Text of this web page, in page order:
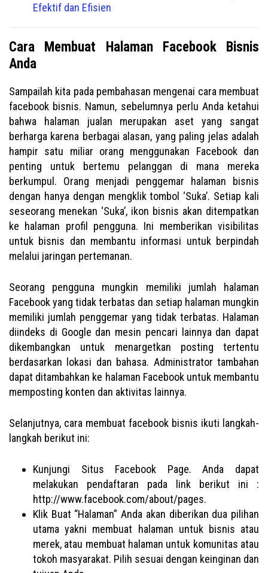
Efektif dan Efisien
Cara Membuat Halaman Facebook Bisnis
Anda
Sampailah kita pada pembahasan mengenai cara membuat
facebook bisnis. Namun, sebelumnya perlu Anda ketahui
bahwa halaman jualan merupakan aset yang sangat
berharga karena berbagai alasan, yang paling jelas adalah
hampir satu miliar orang menggunakan Facebook dan
penting untuk bertemu pelanggan di mana mereka
berkumpul. Orang menjadi penggemar halaman bisnis
dengan hanya dengan mengklik tombol ‘Suka’. Setiap kali
seseorang menekan ‘Suka’, ikon bisnis akan ditempatkan
ke halaman profil pengguna. Ini memberikan visibilitas
untuk bisnis dan membantu informasi untuk berpindah
melalui jaringan pertemanan.
Seorang pengguna mungkin memiliki jumlah halaman
Facebook yang tidak terbatas dan setiap halaman mungkin
memiliki jumlah penggemar yang tidak terbatas. Halaman
diindeks di Google dan mesin pencari lainnya dan dapat
dikembangkan untuk menargetkan posting tertentu
berdasarkan lokasi dan bahasa. Administrator tambahan
dapat ditambahkan ke halaman Facebook untuk membantu
memposting konten dan aktivitas lainnya.
Selanjutnya, cara membuat facebook bisnis ikuti langkah-
langkah berikut ini:
Kunjungi Situs Facebook Page. Anda dapat
melakukan pendaftaran pada link berikut ini :
http://www.facebook.com/about/pages.
Klik Buat “Halaman” Anda akan diberikan dua pilihan
utama yakni membuat halaman untuk bisnis atau
merek, atau membuat halaman untuk komunitas atau
tokoh masyarakat. Pilih sesuai dengan keinginan dan